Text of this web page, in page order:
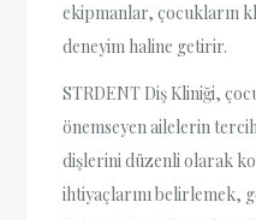
ekipmanlar, çocukların
deneyim haline getirir.
STRDENT Diş Kliniği,
önemseyen ailelerin
dişlerini düzenli olarak
ihtiyaçlarını belirlemek,